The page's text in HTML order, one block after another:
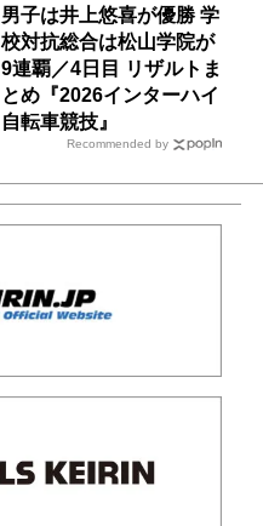
男子は井上悠喜が優勝 学
校対抗総合は松山学院が
9連覇／4日目 リザルトま
とめ『2026インターハイ
自転車競技』
Recommended by